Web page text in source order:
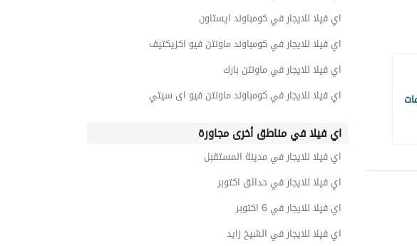
اي فيلا للايجار في كومباوند ايستاون
اي فيلا للايجار في كومباوند ماونتن فيو اكزيكتيف
اي فيلا للايجار في ماونتن بارك
اي فيلا للايجار في كومباوند ماونتن فيو اى سيتي
اي فيلا في مناطق أخرى مجاورة
اي فيلا للايجار في مدينة المستقبل
اي فيلا للايجار في حدائق اكتوبر
اي فيلا للايجار في 6 اكتوبر
اي فيلا للايجار في الشيخ زايد